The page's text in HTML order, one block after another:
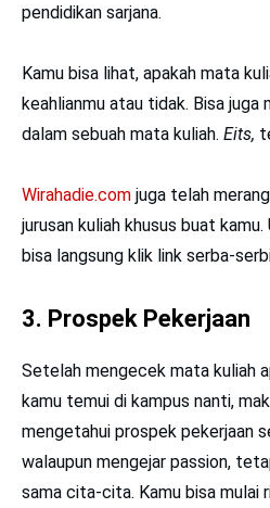
pendidikan sarjana.
Kamu bisa lihat, apakah mata
keahlianmu atau tidak. Bisa juga
dalam sebuah mata kuliah. Eits,
Wirahadie.com juga telah
jurusan kuliah khusus buat
bisa langsung klik link serba-
3. Prospek Pekerjaan
Setelah mengecek mata kuliah
kamu temui di kampus nanti,
mengetahui prospek pekerjaan
walaupun mengejar passion,
sama cita-cita. Kamu bisa